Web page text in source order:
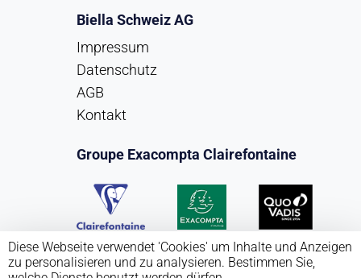
Biella Schweiz AG
Impressum
Datenschutz
AGB
Kontakt
Groupe Exacompta Clairefontaine
Diese Webseite verwendet 'Cookies' um Inhalte und Anzeigen
zu personalisieren und zu analysieren. Bestimmen Sie,